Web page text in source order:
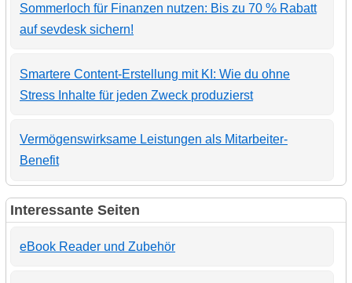
Sommerloch für Finanzen nutzen: Bis zu 70 % Rabatt
auf sevdesk sichern!
Smartere Content-Erstellung mit KI: Wie du ohne
Stress Inhalte für jeden Zweck produzierst
Vermögenswirksame Leistungen als Mitarbeiter-
Benefit
Interessante Seiten
eBook Reader und Zubehör